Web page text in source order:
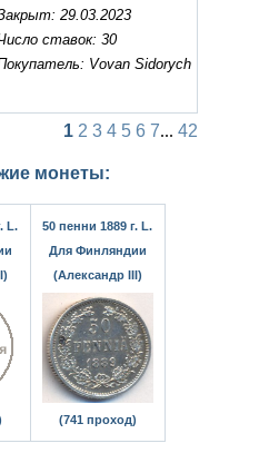
29.03.2023
ставок: 30
Vovan Sidorych
1 2 3 4 5 6 7... 42
монеты:
L.
50 пенни 1889 г. L.
Для Финляндии
(Александр III)
(741 проход)